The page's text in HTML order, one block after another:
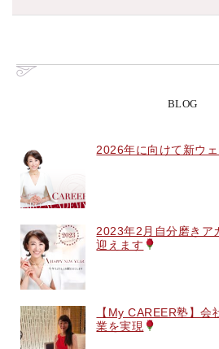
BLOG
2026年に向けて新ウ
2023年2月自分磨きア
迎えます
【My CAREER塾】
業を実現